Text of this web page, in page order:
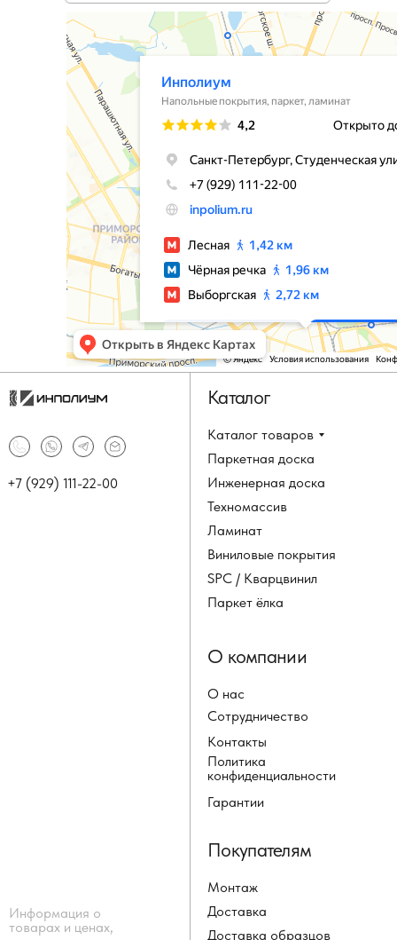
Каталог товаров
Паркетная доска
Инженерная доска
Техномассив
+7 (929) 111-22-00
Информация о
товарах и ценах,
Каталог
Ламинат
Виниловые покрытия
SPC / Кварцвинил
Паркет ёлка
О нас
Сотрудничество
Контакты
Политика
конфиденциальности
О компании
Монтаж
Доставка
Доставка образцов
Покупателям
Гарантии